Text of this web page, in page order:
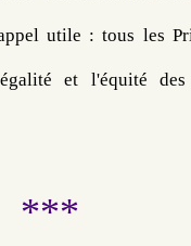
utile : tous les
et l'équité
***